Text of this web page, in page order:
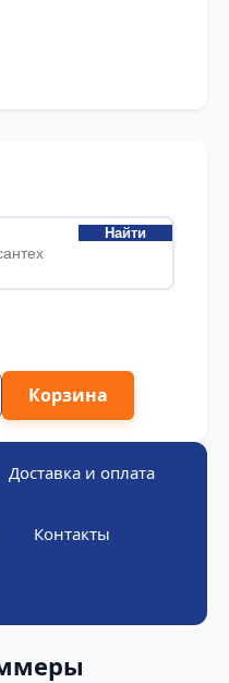
Найти
Корзина
Доставка и оплата
Контакты